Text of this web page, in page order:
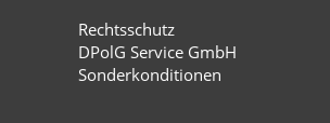
Rechtsschutz
DPolG Service GmbH
Sonderkonditionen